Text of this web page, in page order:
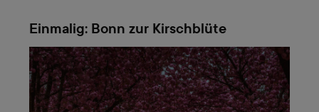
Einmalig: Bonn zur Kirschblüte